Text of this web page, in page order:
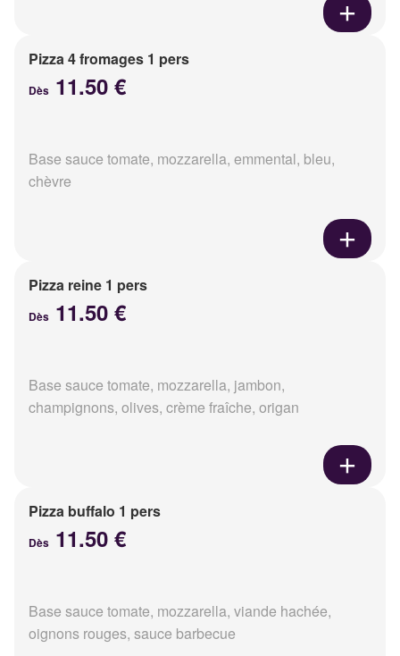
Pizza 4 fromages 1 pers
Dès 11.50 €
Base sauce tomate, mozzarella, emmental, bleu,
chèvre
Pizza reine 1 pers
Dès 11.50 €
Base sauce tomate, mozzarella, jambon,
champignons, olives, crème fraîche, origan
Pizza buffalo 1 pers
Dès 11.50 €
Base sauce tomate, mozzarella, viande hachée,
oignons rouges, sauce barbecue